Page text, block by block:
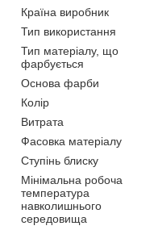
Країна виробник
Тип використання
Тип матеріалу, що
фарбується
Основа фарби
Колір
Витрата
Фасовка матеріалу
Ступінь блиску
Мінімальна робоча
температура
навколишнього
середовища